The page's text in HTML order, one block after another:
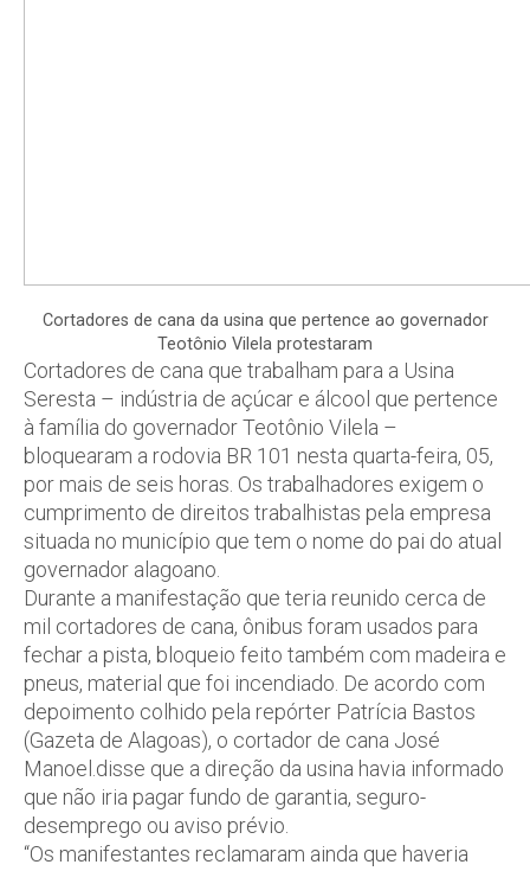
Cortadores de cana da usina que pertence ao governador
Teotônio Vilela protestaram
Cortadores de cana que trabalham para a Usina
Seresta – indústria de açúcar e álcool que pertence
à família do governador Teotônio Vilela –
bloquearam a rodovia BR 101 nesta quarta-feira, 05,
por mais de seis horas. Os trabalhadores exigem o
cumprimento de direitos trabalhistas pela empresa
situada no município que tem o nome do pai do atual
governador alagoano.
Durante a manifestação que teria reunido cerca de
mil cortadores de cana, ônibus foram usados para
fechar a pista, bloqueio feito também com madeira e
pneus, material que foi incendiado. De acordo com
depoimento colhido pela repórter Patrícia Bastos
(Gazeta de Alagoas), o cortador de cana José
Manoel.disse que a direção da usina havia informado
que não iria pagar fundo de garantia, seguro-
desemprego ou aviso prévio.
“Os manifestantes reclamaram ainda que haveria